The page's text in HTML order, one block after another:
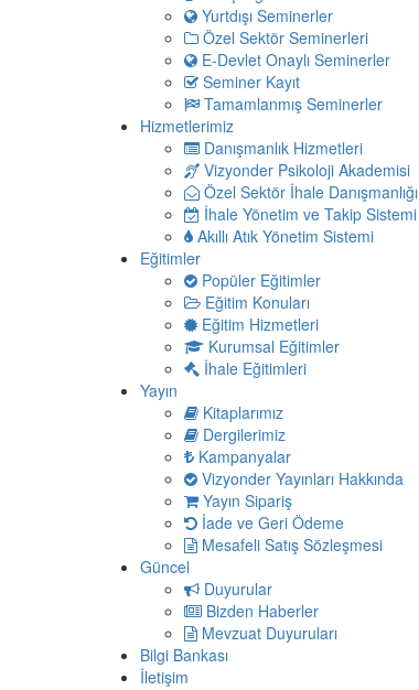
Yurtdışı Seminerler
Özel Sektör Seminerleri
E-Devlet Onaylı Seminerler
Seminer Kayıt
Tamamlanmış Seminerler
Hizmetlerimiz
Danışmanlık Hizmetleri
Vizyonder Psikoloji Akademisi
Özel Sektör İhale Danışmanlığı
İhale Yönetim ve Takip Sistemi
Akıllı Atık Yönetim Sistemi
Eğitimler
Popüler Eğitimler
Eğitim Konuları
Eğitim Hizmetleri
Kurumsal Eğitimler
İhale Eğitimleri
Yayın
Kitaplarımız
Dergilerimiz
Kampanyalar
Vizyonder Yayınları Hakkında
Yayın Sipariş
İade ve Geri Ödeme
Mesafeli Satış Sözleşmesi
Güncel
Duyurular
Bizden Haberler
Mevzuat Duyuruları
Bilgi Bankası
İletişim